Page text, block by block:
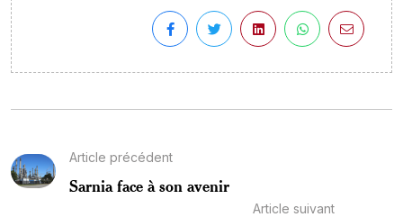
Article précédent
Sarnia face à son avenir
Article suivant